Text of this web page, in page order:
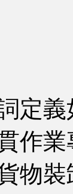
定義
業
物